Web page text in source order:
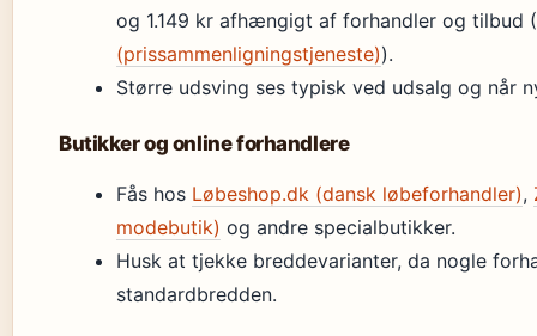
og 1.149 kr afhængigt af forhandler og tilbud (
(prissammenligningstjeneste)).
Større udsving ses typisk ved udsalg og når
Butikker og online forhandlere
Fås hos Løbeshop.dk (dansk løbeforhandler),
modebutik) og andre specialbutikker.
Husk at tjekke breddevarianter, da nogle
standardbredden.